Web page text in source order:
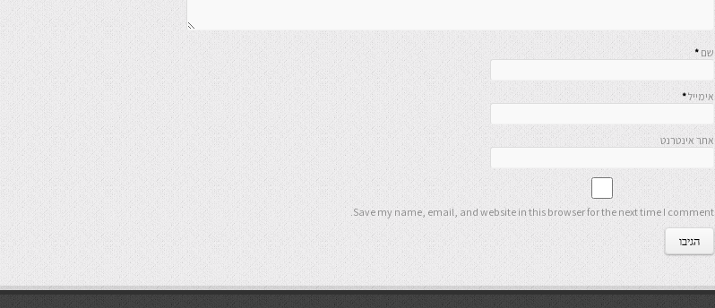
שם *
אימייל*
אתר אינטרנט
Save my name, email, and website in this browser for the next time I comment.